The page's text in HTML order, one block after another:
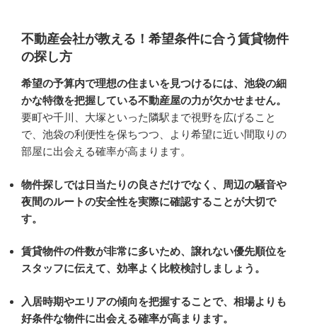
不動産会社が教える！希望条件に合う賃貸物件
の探し方
希望の予算内で理想の住まいを見つけるには、池袋の細
かな特徴を把握している不動産屋の力が欠かせません。
要町や千川、大塚といった隣駅まで視野を広げること
で、池袋の利便性を保ちつつ、より希望に近い間取りの
部屋に出会える確率が高まります。
物件探しでは日当たりの良さだけでなく、周辺の騒音や
夜間のルートの安全性を実際に確認することが大切で
す。
賃貸物件の件数が非常に多いため、譲れない優先順位を
スタッフに伝えて、効率よく比較検討しましょう。
入居時期やエリアの傾向を把握することで、相場よりも
好条件な物件に出会える確率が高まります。